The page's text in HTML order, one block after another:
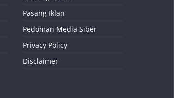
Pasang Iklan
Pedoman Media Siber
Privacy Policy
Disclaimer